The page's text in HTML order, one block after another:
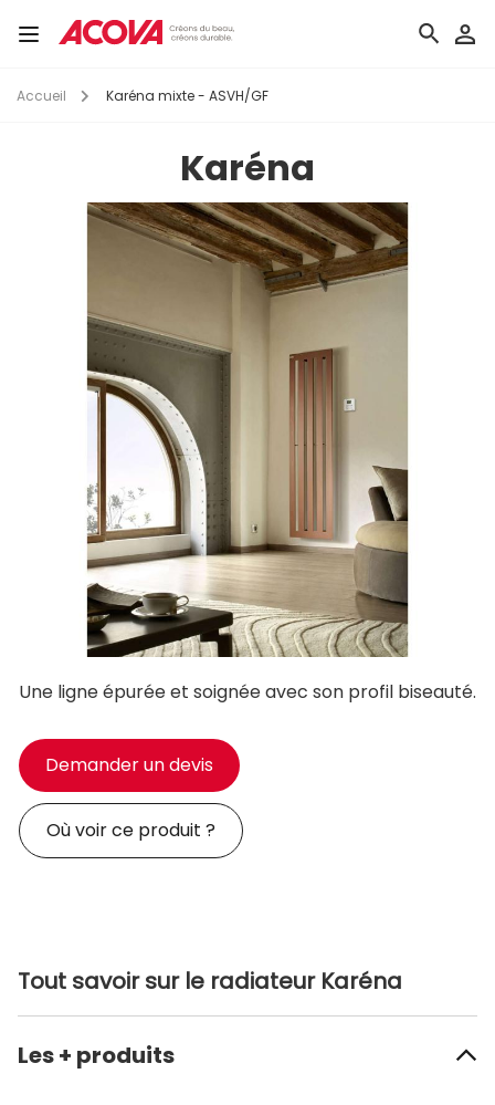
au Toggle
Accueil Karéna mixte - ASVH/GF
Karéna
Une ligne épurée et soignée avec son profil biseauté.
Demander un devis
Où voir ce produit ?
Tout savoir sur le radiateur Karéna
Les + produits